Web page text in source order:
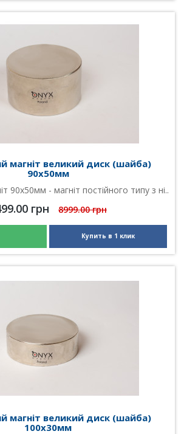
магніт великий диск (шайба)
90х50мм
90х50мм - магніт постійного типу з ні..
грн 8999.00 грн
Купить в 1 клик
магніт великий диск (шайба)
100х30мм